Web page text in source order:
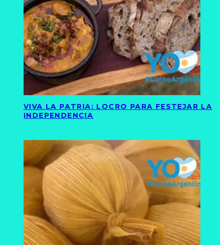
VIVA LA PATRIA: LOCRO PARA FESTEJAR LA
INDEPENDENCIA